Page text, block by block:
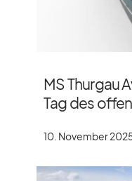
MS Thurgau
Tag des
10. November